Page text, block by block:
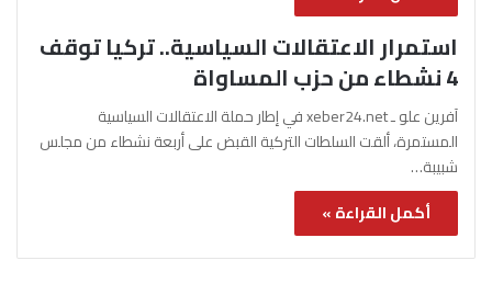
استمرار الاعتقالات السياسية.. تركيا توقف
4 نشطاء من حزب المساواة
آفرين علو ـ xeber24.net في إطار حملة الاعتقالات السياسية
المستمرة، ألقت السلطات التركية القبض على أربعة نشطاء من مجلس
شبيبة…
أكمل القراءة »